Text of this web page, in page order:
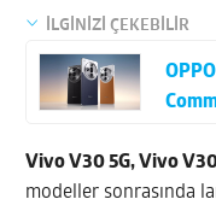
İLGİNİZİ ÇEKEBİLİR
Vivo V30 5G, Vivo
modeller sonrasında